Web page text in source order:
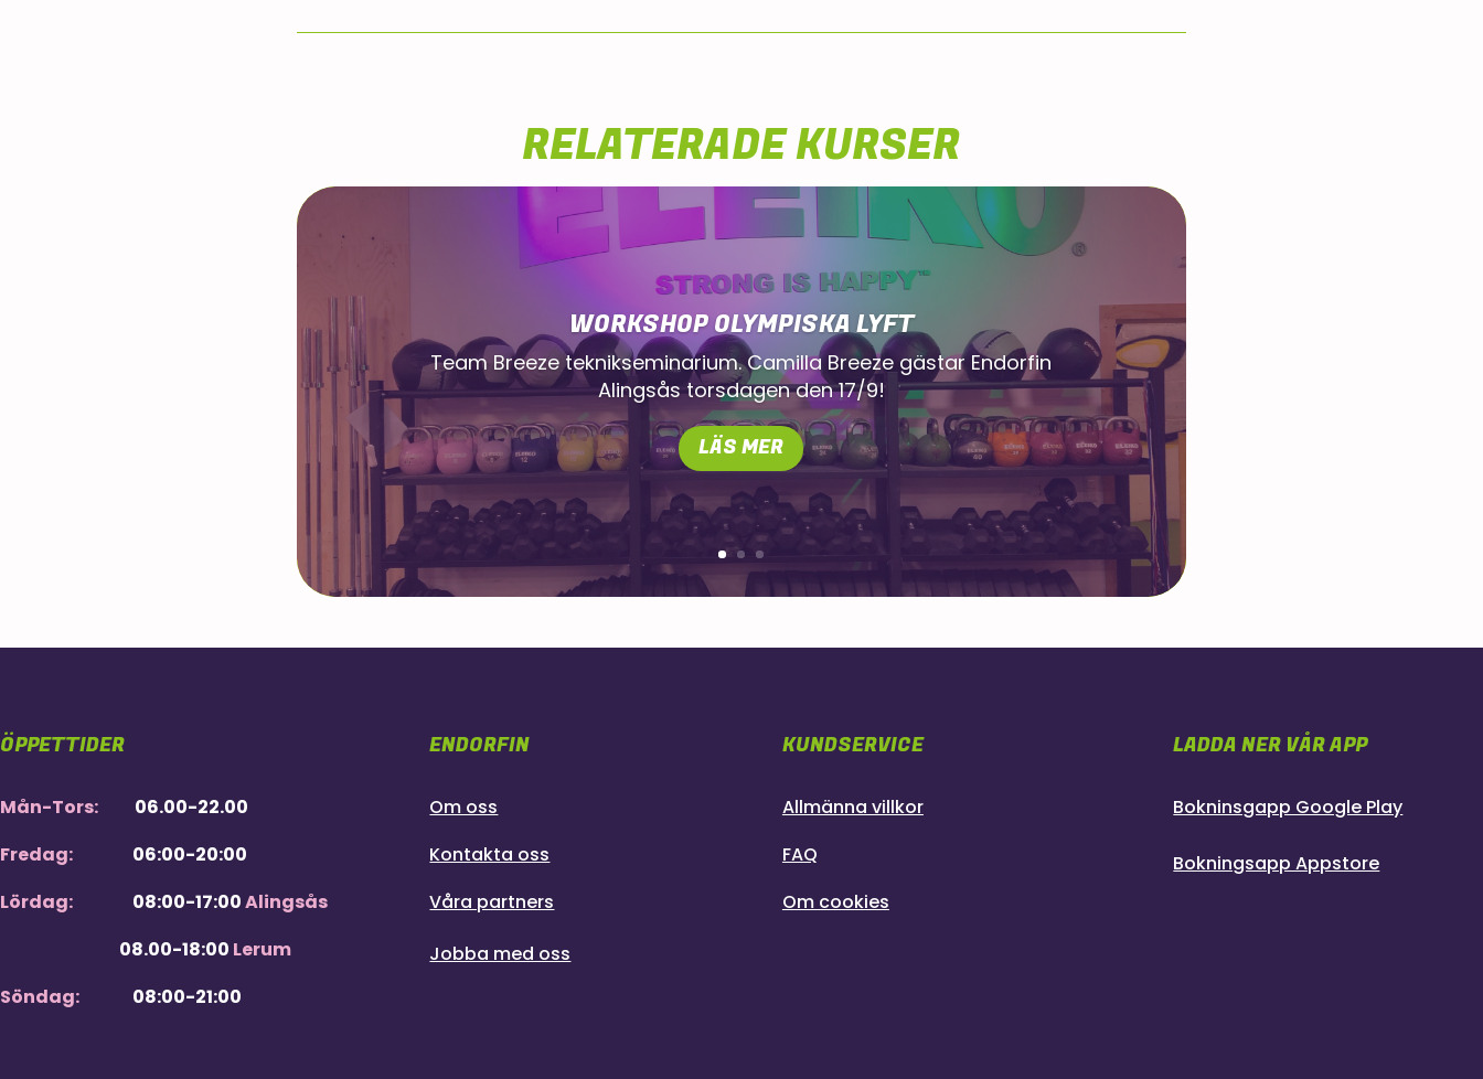
RELATERADE KURSER
WORKSHOP OLYMPISKA LYFT
Team Breeze teknikseminarium. Camilla Breeze gästar Endorfin
Alingsås torsdagen den 17/9!
LÄS MER
ÖPPETTIDER
Mån-Tors: 06.00-22.00
Fredag: 06:00-20:00
Lördag: 08:00-17:00Alingsås
08.00-18:00 Lerum
Söndag: 08:00-21:00
ENDORFIN
Om oss
Kontakta oss
Våra partners
Jobba med oss
KUNDSERVICE
Allmänna villkor
FAQ
Om cookies
LADDA NER VÅR APP
Bokninsgapp Google Play
Bokningsapp Appstore